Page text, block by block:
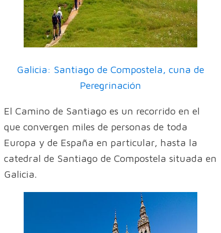
Galicia: Santiago de Compostela, cuna de
Peregrinación
El Camino de Santiago es un recorrido en el
que convergen miles de personas de toda
Europa y de España en particular, hasta la
catedral de Santiago de Compostela situada en
Galicia.